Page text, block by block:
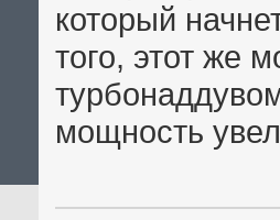
который
того, этот же
мощность